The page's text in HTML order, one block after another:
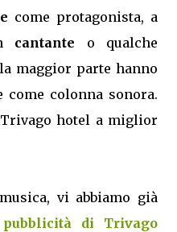
come protagonista, a
cantante o qualche
maggior parte hanno
come colonna sonora.
hotel a miglior
vi abbiamo già
pubblicità di Trivago